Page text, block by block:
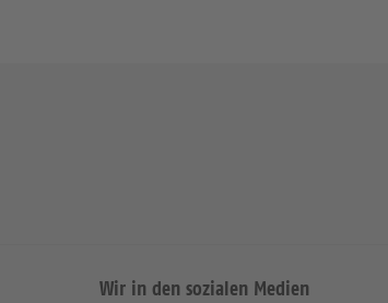
Wir in den sozialen Medien